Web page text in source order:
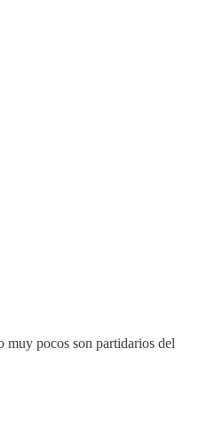
muy pocos son partidarios del